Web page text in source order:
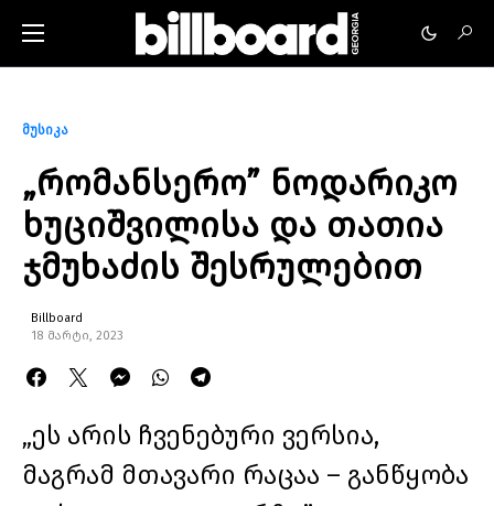
მუსიკა
„რომანსერო” ნოდარიკო
ხუციშვილისა და თათია
ჯმუხაძის შესრულებით
Billboard
18 მარტი, 2023
„ეს არის ჩვენებური ვერსია,
მაგრამ მთავარი რაცაა – განწყობა